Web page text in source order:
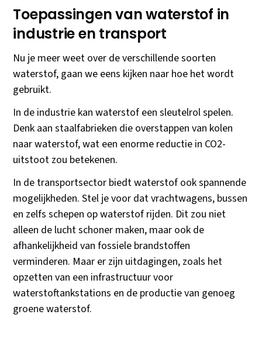
Toepassingen van waterstof in
industrie en transport
Nu je meer weet over de verschillende soorten
waterstof, gaan we eens kijken naar hoe het wordt
gebruikt.
In de industrie kan waterstof een sleutelrol spelen.
Denk aan staalfabrieken die overstappen van kolen
naar waterstof, wat een enorme reductie in CO2-
uitstoot zou betekenen.
In de transportsector biedt waterstof ook spannende
mogelijkheden. Stel je voor dat vrachtwagens, bussen
en zelfs schepen op waterstof rijden. Dit zou niet
alleen de lucht schoner maken, maar ook de
afhankelijkheid van fossiele brandstoffen
verminderen. Maar er zijn uitdagingen, zoals het
opzetten van een infrastructuur voor
waterstoftankstations en de productie van genoeg
groene waterstof.